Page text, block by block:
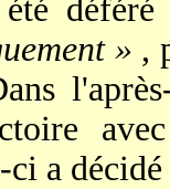
déféré
» ,
a